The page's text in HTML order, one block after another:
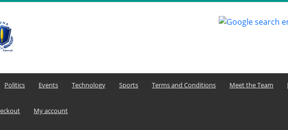
MENA
Editors
Network
Politics Events Technology Sports Terms and Conditions Meet the Team
My account